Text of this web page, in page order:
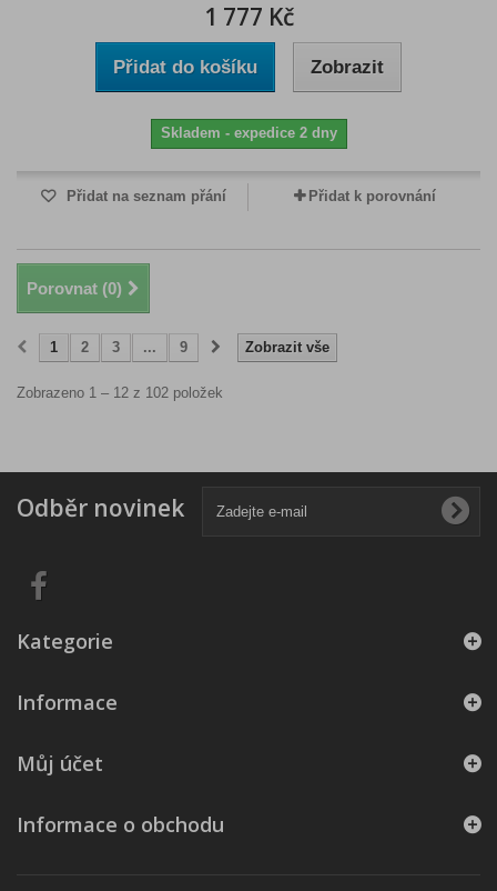
1 777 Kč
Přidat do košíku Zobrazit
Skladem - expedice 2 dny
Přidat na seznam přání Přidat k porovnání
Porovnat (0)
Zobrazit vše
1 2 3 ... 9
Zobrazeno 1 – 12 z 102 položek
Odběr novinek
Kategorie
Informace
Můj účet
Informace o obchodu